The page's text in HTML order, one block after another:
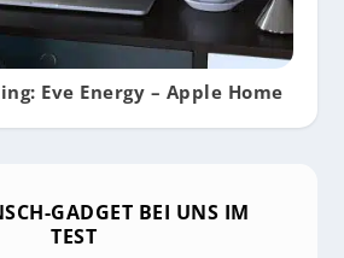
Eve Energy – Apple Home
GADGET BEI UNS IM
TEST